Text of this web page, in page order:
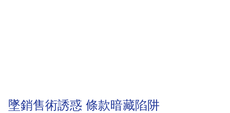
墜銷售術誘惑 條款暗藏陷阱